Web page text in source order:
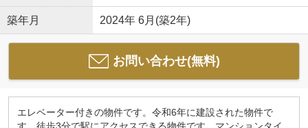
築年月 2024年 6月(築2年)
お問い合わせ(無料)
エレベーター付きの物件です。令和6年に建設された物件で